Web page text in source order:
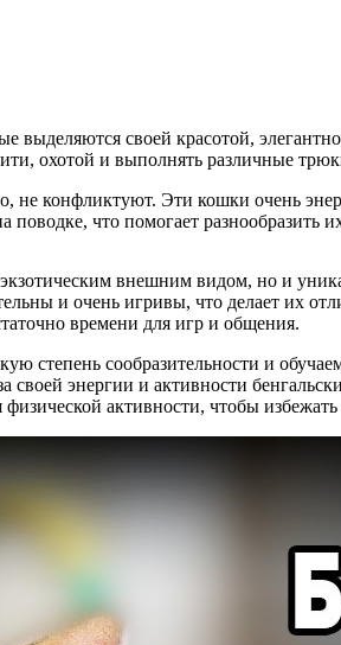
своей красотой,
охотой и выполнять различные
не конфликтуют. Эти кошки очень
что помогает разнообразить
внешним видом, но и
и очень игривы, что делает их
времени для игр и общения.
степень сообразительности и
энергии и активности
активности, чтобы